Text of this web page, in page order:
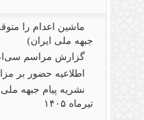
ماشین اعدام را
جبهه ملی ایران)
گزارش مراسم سی‌ام
اطلاعیه حضور بر
تیرماه ۱۴۰۵